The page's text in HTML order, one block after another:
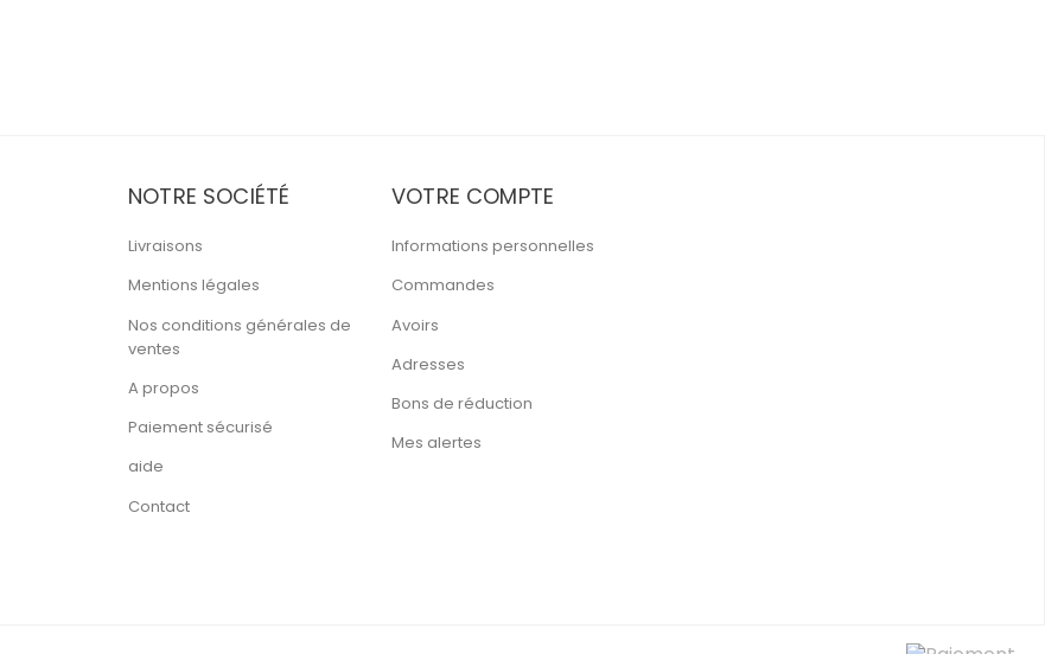
NOTRE SOCIÉTÉ
Livraisons
Mentions légales
Nos conditions générales de
ventes
A propos
Paiement sécurisé
aide
Contact
VOTRE COMPTE
Informations personnelles
Commandes
Avoirs
Adresses
Bons de réduction
Mes alertes